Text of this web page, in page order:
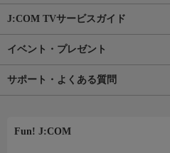
J:COM TVサービスガイド
イベント・プレゼント
サポート・よくある質問
Fun! J:COM